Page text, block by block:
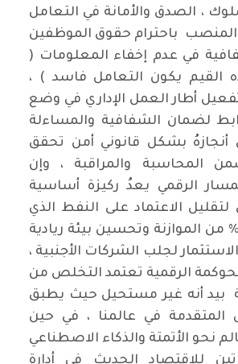
، الصدق والأمانة في التعامل
باحترام حقوق الموظفين
في عدم إخفاء المعلومات (
القيم يكون التعامل فاسد ) ،
أطار العمل الإداري في وضع
لضمان الشفافية والمساءلة
أنجازهُ بشكل قانوني أمن تحقق
المحاسبة والمراقبة ، وإن
الرقمي يعدُ ركيزة أساسية
لتقليل الاعتماد على النفط الذي
يمثل حوالي 90 % من الموازنة وتحسين بيئة ريادية
لجلب الشركات الأجنبية ،
الرقمية تعتمد التخلص من
بيد أنه غير مستحيل حيث يطبق
المتقدمة في عالمنا ، في حين
نحو الأتمتة والذكاء الاصطناعي
للاقتصاد الحديث في أدارة